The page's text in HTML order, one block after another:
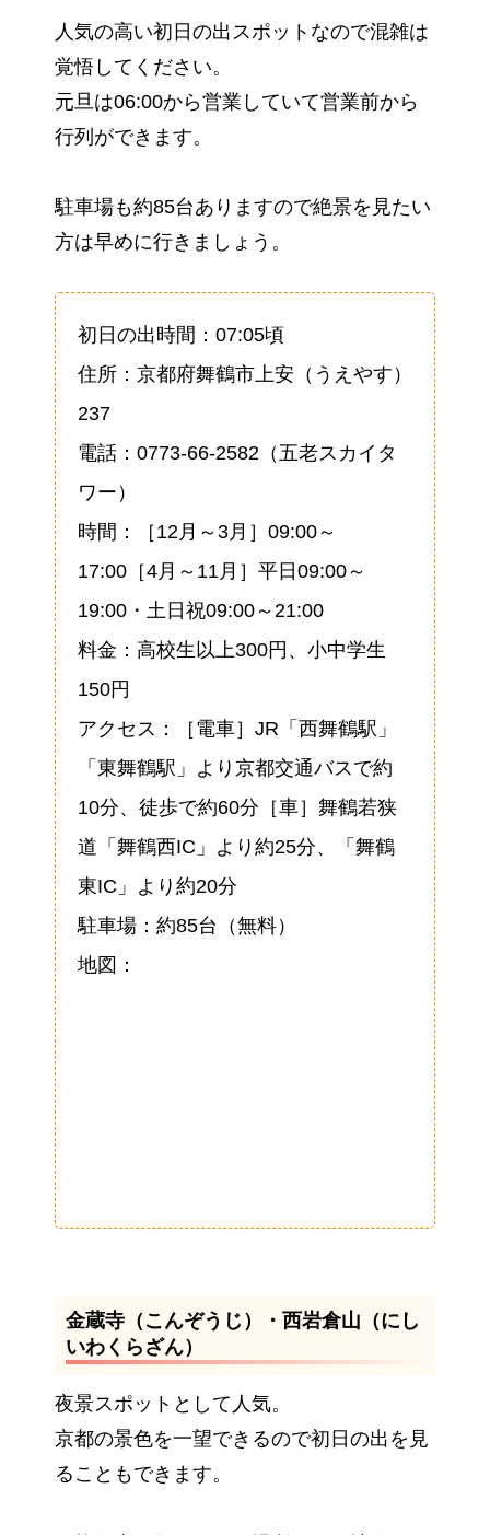
人気の高い初日の出スポットなので混雑は
覚悟してください。
元旦は06:00から営業していて営業前から
行列ができます。
駐車場も約85台ありますので絶景を見たい
方は早めに行きましょう。
初日の出時間：07:05頃
住所：京都府舞鶴市上安（うえやす）
237
電話：0773-66-2582（五老スカイタ
ワー）
時間：［12月～3月］09:00～
17:00［4月～11月］平日09:00～
19:00・土日祝09:00～21:00
料金：高校生以上300円、小中学生
150円
アクセス：［電車］JR「西舞鶴駅」
「東舞鶴駅」より京都交通バスで約
10分、徒歩で約60分［車］舞鶴若狭
道「舞鶴西IC」より約25分、「舞鶴
東IC」より約20分
駐車場：約85台（無料）
地図：
金蔵寺（こんぞうじ）・西岩倉山（にし
いわくらざん）
夜景スポットとして人気。
京都の景色を一望できるので初日の出を見
ることもできます。